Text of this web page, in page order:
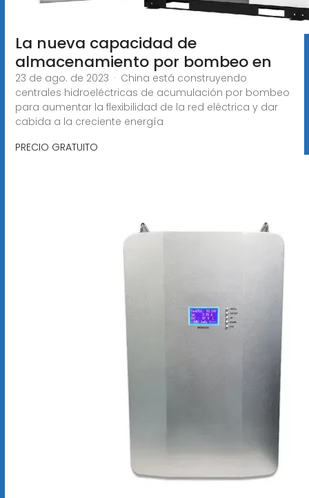
La nueva capacidad de
almacenamiento por bombeo en
23 de ago. de 2023 · China está construyendo
centrales hidroeléctricas de acumulación por bombeo
para aumentar la flexibilidad de la red eléctrica y dar
cabida a la creciente energía
PRECIO GRATUITO